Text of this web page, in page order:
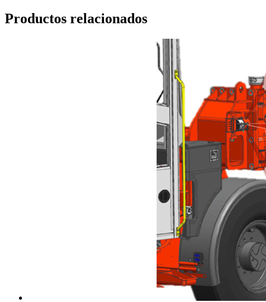
Productos relacionados